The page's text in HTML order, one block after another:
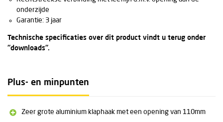
onderzijde
Garantie: 3 jaar
Technische specificaties over dit product vindt u terug onder
''downloads''.
Plus- en minpunten
Zeer grote aluminium klaphaak met een opening van 110mm